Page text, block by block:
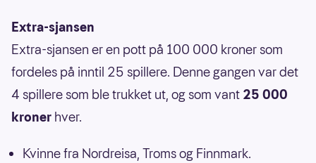
Extra-sjansen
Extra-sjansen er en pott på 100 000 kroner som
fordeles på inntil 25 spillere. Denne gangen var det
4 spillere som ble trukket ut, og som vant 25 000
kroner hver.
Kvinne fra Nordreisa, Troms og Finnmark.